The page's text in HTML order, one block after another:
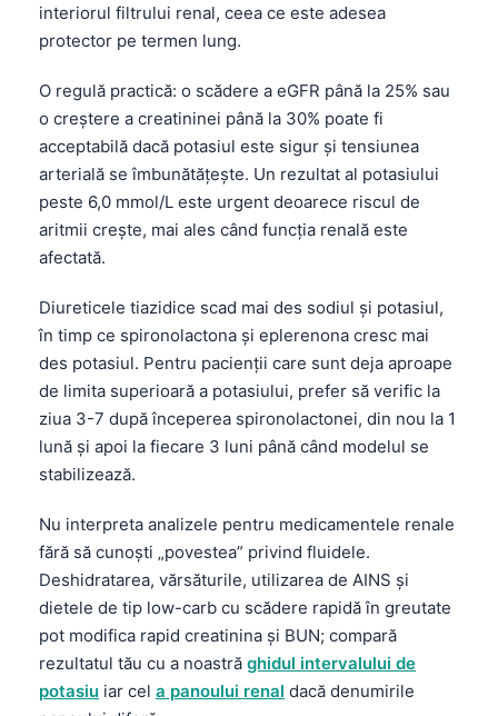
interiorul filtrului renal, ceea ce este adesea
protector pe termen lung.
O regulă practică: o scădere a eGFR până la 25% sau
o creștere a creatininei până la 30% poate fi
acceptabilă dacă potasiul este sigur și tensiunea
arterială se îmbunătățește. Un rezultat al potasiului
peste 6,0 mmol/L este urgent deoarece riscul de
aritmii crește, mai ales când funcția renală este
afectată.
Diureticele tiazidice scad mai des sodiul și potasiul,
în timp ce spironolactona și eplerenona cresc mai
des potasiul. Pentru pacienții care sunt deja aproape
de limita superioară a potasiului, prefer să verific la
ziua 3-7 după începerea spironolactonei, din nou la 1
lună și apoi la fiecare 3 luni până când modelul se
stabilizează.
Nu interpreta analizele pentru medicamentele renale
fără să cunoști „povestea” privind fluidele.
Deshidratarea, vărsăturile, utilizarea de AINS și
dietele de tip low-carb cu scădere rapidă în greutate
pot modifica rapid creatinina și BUN; compară
rezultatul tău cu a noastră ghidul intervalului de
potasiu iar cel a panoului renal dacă denumirile